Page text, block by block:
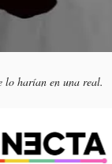
lo harían en una real.